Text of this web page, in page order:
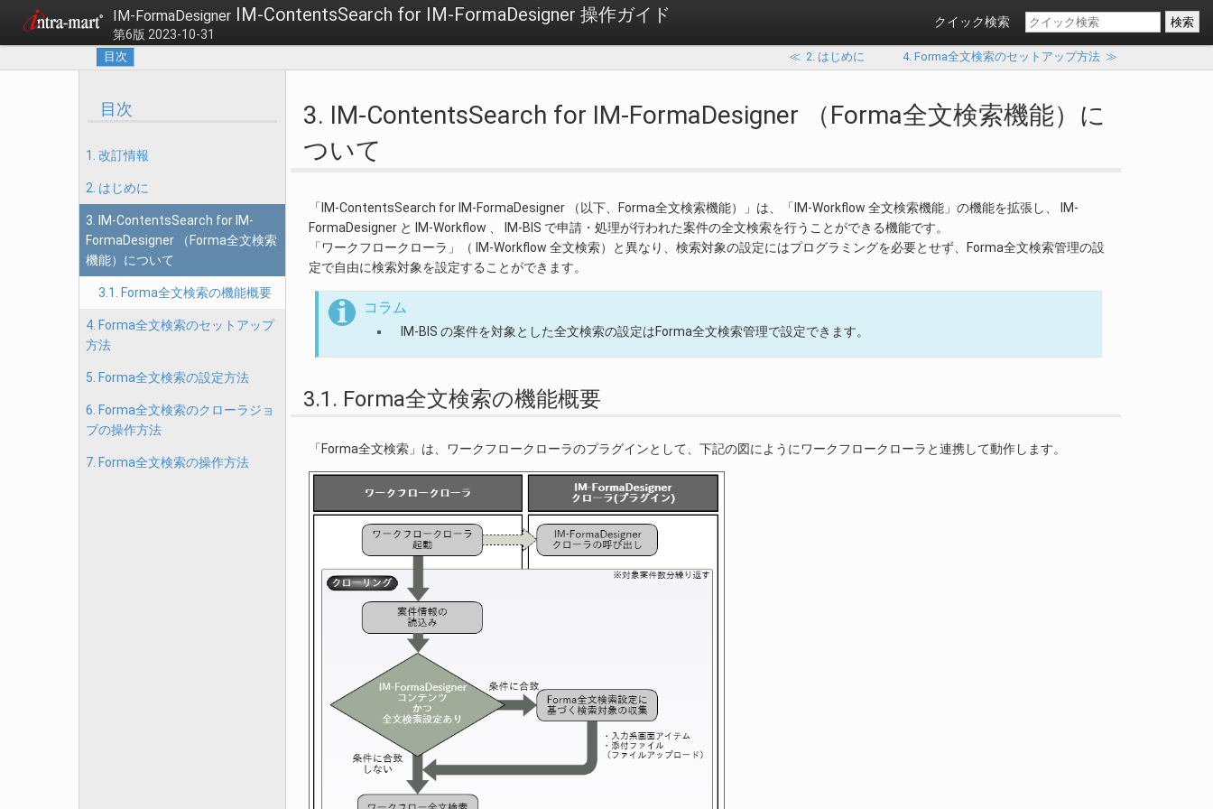
IM-FormaDesigner IM-ContentsSearch for IM-FormaDesigner 操作ガイド
第6版 2023-10-31
クイック検索
目次 ≪ 2. はじめに 4. Forma全文検索のセットアップ方法≫
目次
1. 改訂情報
2. はじめに
3. IM-ContentsSearch for IM-
FormaDesigner （Forma全文検索
機能）について
3.1. Forma全文検索の機能概要
4. Forma全文検索のセットアップ
方法
5. Forma全文検索の設定方法
6. Forma全文検索のクローラジョ
ブの操作方法
7. Forma全文検索の操作方法
3. IM-ContentsSearch for IM-FormaDesigner （Forma全文検索機能）に
ついて
「IM-ContentsSearch for IM-FormaDesigner （以下、Forma全文検索機能）」は、「IM-Workflow 全文検索機能」の機能を拡張し、 IM-
FormaDesigner と IM-Workflow 、 IM-BIS で申請・処理が行われた案件の全文検索を行うことができる機能です。
「ワークフロークローラ」（ IM-Workflow 全文検索）と異なり、検索対象の設定にはプログラミングを必要とせず、Forma全文検索管理の設
定で自由に検索対象を設定することができます。
コラム
IM-BIS の案件を対象とした全文検索の設定はForma全文検索管理で設定できます。
3.1. Forma全文検索の機能概要
「Forma全文検索」は、ワークフロークローラのプラグインとして、下記の図にようにワークフロークローラと連携して動作します。